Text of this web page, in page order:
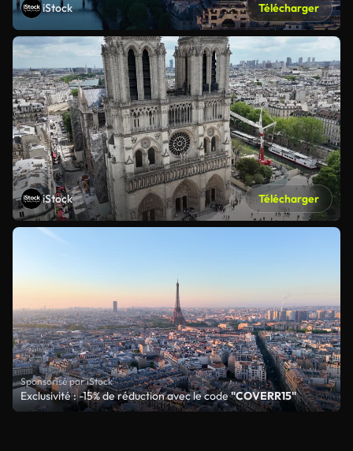
iStock Télécharger
iStock Télécharger
Sponsorisé par iStock
Exclusivité : -15% de réduction avec le code"COVERR15"